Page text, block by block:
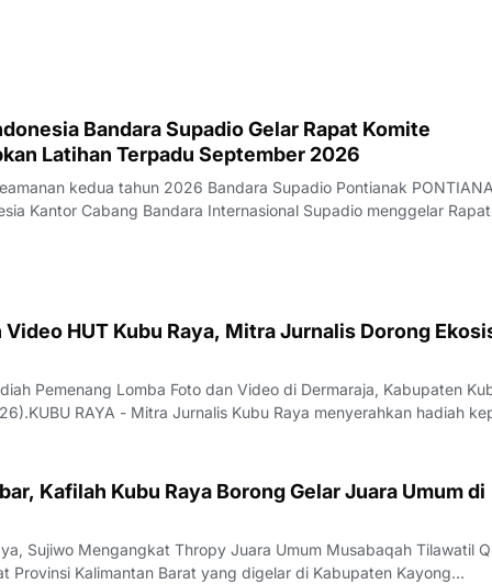
Bandara Supadio Gelar Rapat Komite
Latihan Terpadu September 2026
kedua tahun 2026 Bandara Supadio Pontianak
Kantor Cabang Bandara Internasional Supadio menggelar Rapat
atau Airport Security Committee / ASC kedua tahun 2026.
Video HUT Kubu Raya, Mitra Jurnalis Dorong
Pemenang Lomba Foto dan Video di Dermaraja, Kabupaten
RAYA - Mitra Jurnalis Kubu Raya menyerahkan hadiah
Foto dan Video dalam rangka memperingati Hari Ulang Tahun
Kafilah Kubu Raya Borong Gelar Juara Umum di
Sujiwo Mengangkat Thropy Juara Umum Musabaqah Tilawatil
Provinsi Kalimantan Barat yang digelar di Kabupaten Kayong